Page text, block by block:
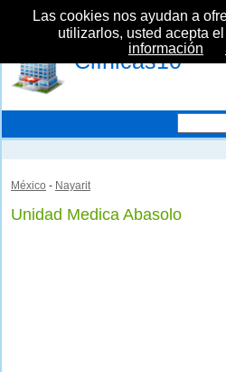
Clínicas10
México - Nayarit
Unidad Medica Abasolo
Las cookies nos ayudan a
utilizarlos, usted acepta
información